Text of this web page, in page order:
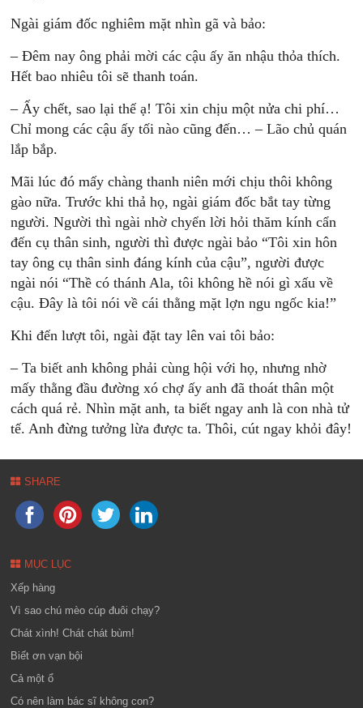
Ngài giám đốc nghiêm mặt nhìn gã và bảo:
– Đêm nay ông phải mời các cậu ấy ăn nhậu thỏa thích.
Hết bao nhiêu tôi sẽ thanh toán.
– Ấy chết, sao lại thế ạ! Tôi xin chịu một nửa chi phí…
Chỉ mong các cậu ấy tối nào cũng đến… – Lão chủ quán
lắp bắp.
Mãi lúc đó mấy chàng thanh niên mới chịu thôi không
gào nữa. Trước khi thả họ, ngài giám đốc bắt tay từng
người. Người thì ngài nhờ chyển lời hỏi thăm kính cẩn
đến cụ thân sinh, người thì được ngài bảo “Tôi xin hôn
tay ông cụ thân sinh đáng kính của cậu”, người được
ngài nói “Thề có thánh Ala, tôi không hề nói gì xấu về
cậu. Đây là tôi nói về cái thằng mặt lợn ngu ngốc kia!”
Khi đến lượt tôi, ngài đặt tay lên vai tôi bảo:
– Ta biết anh không phải cùng hội với họ, nhưng nhờ
mấy thằng đầu đường xó chợ ấy anh đã thoát thân một
cách quá rẻ. Nhìn mặt anh, ta biết ngay anh là con nhà tử
tế. Anh đừng tưởng lừa được ta. Thôi, cút ngay khỏi đây!
SHARE
MỤC LỤC
Xếp hàng
Vì sao chú mèo cúp đuôi chạy?
Chát xình! Chát chát bùm!
Biết ơn vạn bội
Cả một ổ
Có nên làm bác sĩ không con?